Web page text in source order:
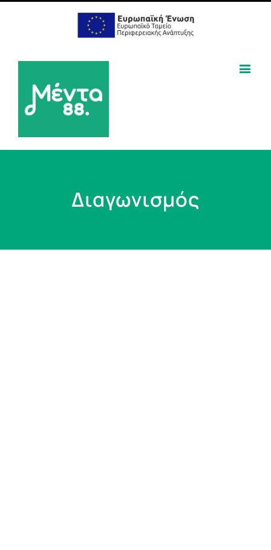
Διαγωνισμός